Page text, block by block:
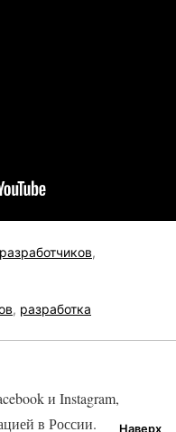
,
, разработка
Наверх
и Instagram,
в России.